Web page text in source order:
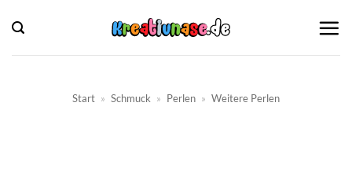
Inhalt
springen
Start » Schmuck » Perlen » Weitere Perlen